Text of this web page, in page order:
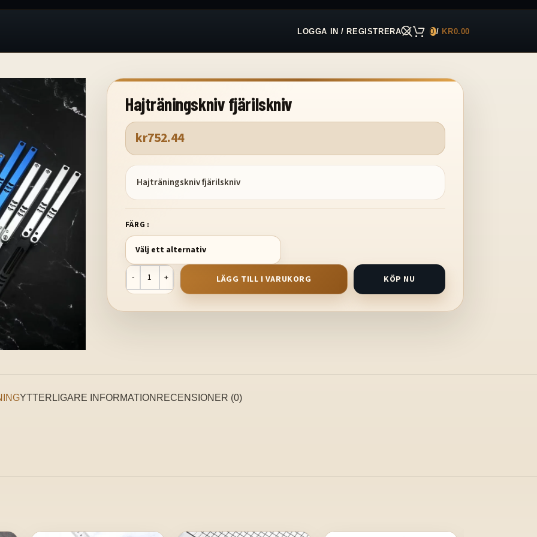
LOGGA IN / REGISTRERA 0/ KR0.00
Hajträningskniv fjärilskniv
kr752.44
Hajträningskniv fjärilskniv
FÄRG
LÄGG TILL I VARUKORG KÖP NU
YTTERLIGARE INFORMATION RECENSIONER (0)